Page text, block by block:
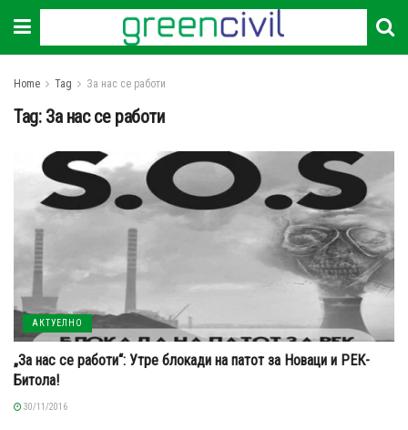
Home Tag За нас се работи
Tag: За нас се работи
АКТУЕЛНО
„За нас се работи“: Утре блокади на патот за Новаци и РЕК-
Битола!
30/11/2016